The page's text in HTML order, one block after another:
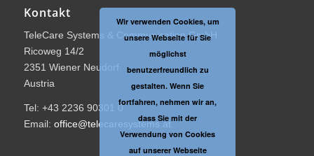
Kontakt
TeleCare Systems & Communication GmbH
Ricoweg 14/2
2351 Wiener Neudorf
Austria
Tel: +43 2236 90301 0
Email: office@telecaresystems.at
Wir verwenden Cookies, um
unsere Webseite für Sie
möglichst
benutzerfreundlich zu
gestalten. Wenn Sie
fortfahren, nehmen wir an,
dass Sie mit der
Verwendung von Cookies
auf unserer Webseite